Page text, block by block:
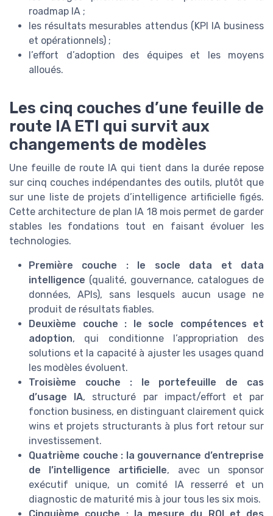
roadmap IA ;
les résultats mesurables attendus (KPI IA business
et opérationnels) ;
l’effort d’adoption des équipes et les moyens
alloués.
Les cinq couches d’une feuille de
route IA ETI qui survit aux
changements de modèles
Une feuille de route IA qui tient dans la durée repose
sur cinq couches indépendantes des outils, plutôt que
sur une liste de projets d’intelligence artificielle figés.
Cette architecture de plan IA 18 mois permet de garder
stables les fondations tout en faisant évoluer les
technologies.
Première couche : le socle data et data
intelligence (qualité, gouvernance, catalogues de
données, APIs), sans lesquels aucun usage ne
produit de résultats fiables.
Deuxième couche : le socle compétences et
adoption, qui conditionne l’appropriation des
solutions et la capacité à ajuster les usages quand
les modèles évoluent.
Troisième couche : le portefeuille de cas
d’usage IA, structuré par impact/effort et par
fonction business, en distinguant clairement quick
wins et projets structurants à plus fort retour sur
investissement.
Quatrième couche : la gouvernance d’entreprise
de l’intelligence artificielle, avec un sponsor
exécutif unique, un comité IA resserré et un
diagnostic de maturité mis à jour tous les six mois.